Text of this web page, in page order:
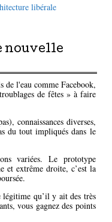
libérale
nouvelle
de l'eau comme Facebook,
de fêtes » à faire
connaissances diverses,
du tout impliqués dans le
variées. Le prototype
et extrême droite, c’est la
qu’il y ait des très
vous gagnez des points